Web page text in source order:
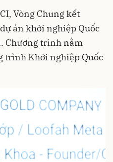
Vòng Chung kết
án khởi nghiệp Quốc
Chương trình nằm
trình Khởi nghiệp Quốc